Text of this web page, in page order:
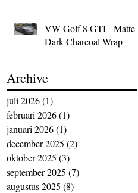
VW Golf 8 GTI - Matte
Dark Charcoal Wrap
Archive
juli 2026(1)
februari 2026(1)
januari 2026(1)
december 2025 (2)
oktober 2025 (3)
september 2025 (7)
augustus 2025 (8)